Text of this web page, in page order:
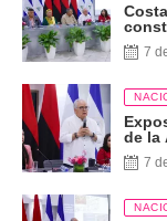
del
7
de la
7